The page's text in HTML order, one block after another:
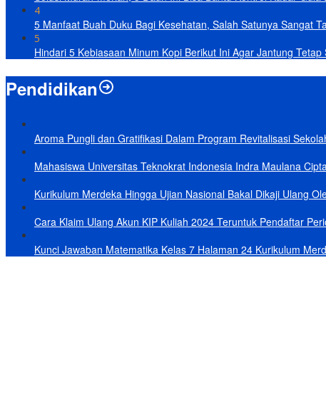
4
5 Manfaat Buah Duku Bagi Kesehatan, Salah Satunya Sangat
5
Hindari 5 Kebiasaan Minum Kopi Berikut Ini Agar Jantung Tetap
Pendidikan
Aroma Pungli dan Gratifikasi Dalam Program Revitalisasi
Mahasiswa Universitas Teknokrat Indonesia Indra Maulana
Kurikulum Merdeka Hingga Ujian Nasional Bakal Dikaji Ulang
Cara Klaim Ulang Akun KIP Kuliah 2024 Teruntuk Pendaftar
Kunci Jawaban Matematika Kelas 7 Halaman 24 Kurikulum